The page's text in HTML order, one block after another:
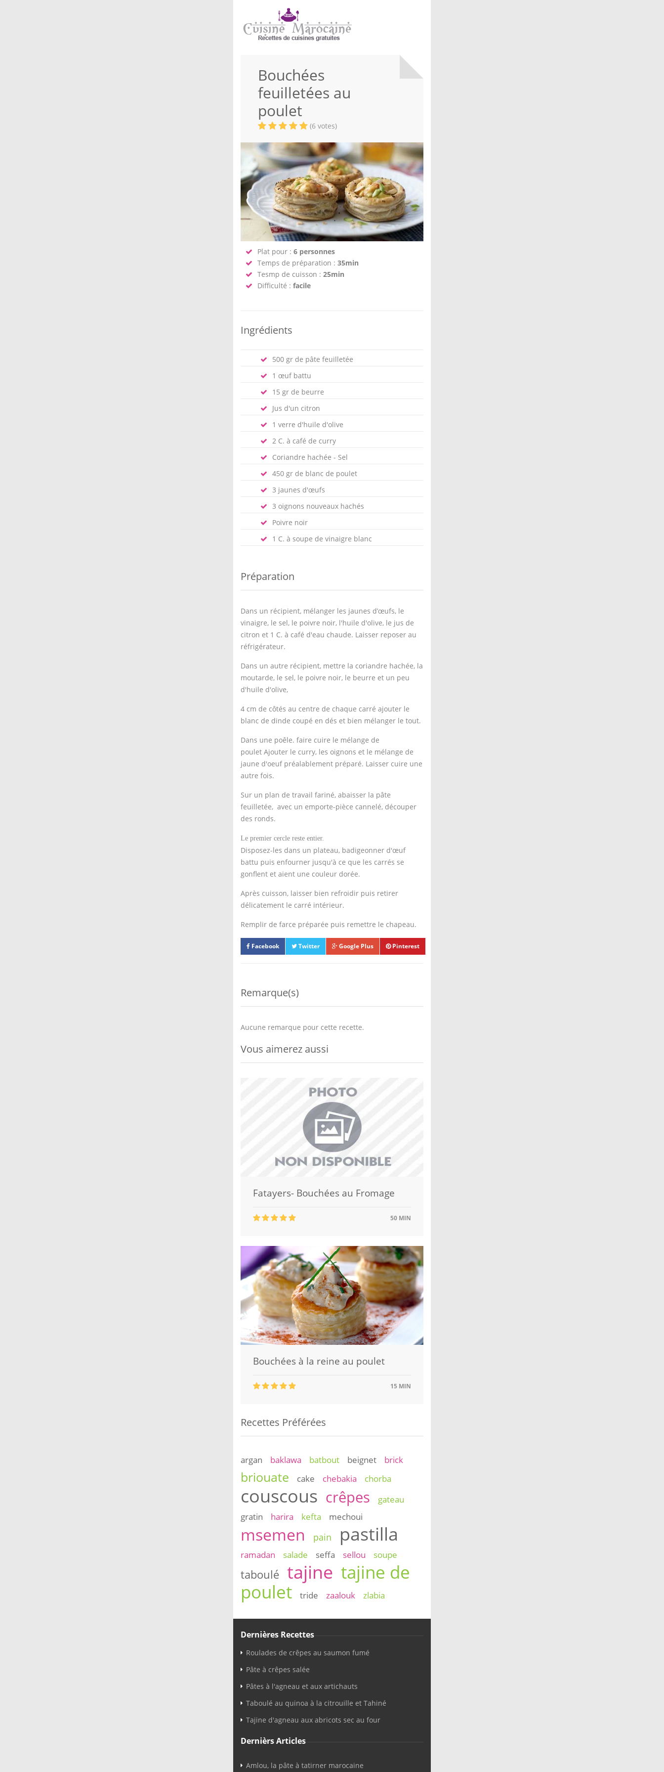
Bouchées
feuilletées au
poulet
(6 votes)
Plat pour : 6 personnes
Temps de préparation : 35min
Tesmp de cuisson : 25min
Difficulté : facile
Ingrédients
500 gr de pâte feuilletée
1 œuf battu
15 gr de beurre
Jus d'un citron
1 verre d'huile d'olive
2 C. à café de curry
Coriandre hachée - Sel
450 gr de blanc de poulet
3 jaunes d'œufs
3 oignons nouveaux hachés
Poivre noir
1 C. à soupe de vinaigre blanc
Préparation
Dans un récipient, mélanger les jaunes d’œufs, le
vinaigre, le sel, le poivre noir, l'huile d'olive, le jus de
citron et 1 C. à café d'eau chaude. Laisser reposer au
réfrigérateur.
Dans un autre récipient, mettre la coriandre hachée, la
moutarde, le sel, le poivre noir, le beurre et un peu
d'huile d'olive,
4 cm de côtés au centre de chaque carré ajouter le
blanc de dinde coupé en dés et bien mélanger le tout.
Dans une poêle. faire cuire le mélange de
poulet Ajouter le curry, les oignons et le mélange de
jaune d'oeuf préalablement préparé. Laisser cuire une
autre fois.
Sur un plan de travail fariné, abaisser la pâte
feuilletée, avec un emporte-pièce cannelé, découper
des ronds.
Le premier cercle reste entier.
Disposez-les dans un plateau, badigeonner d'œuf
battu puis enfourner jusqu'à ce que les carrés se
gonflent et aient une couleur dorée.
Après cuisson, laisser bien refroidir puis retirer
délicatement le carré intérieur.
Remplir de farce préparée puis remettre le chapeau.
Facebook Twitter Google Plus Pinterest
Remarque(s)
Aucune remarque pour cette recette.
Vous aimerez aussi
Fatayers- Bouchées au Fromage
50 MIN
Bouchées à la reine au poulet
15 MIN
Recettes Préférées
argan baklawa batbout beignet brick
briouate cake chebakia chorba
couscous crêpes
gateau
gratin
harira kefta mechoui
msemen pain pastilla
ramadan salade seffa sellou soupe
taboulé tajine tajine de
poulet
tride zaalouk zlabia
Dernières Recettes
Roulades de crêpes au saumon fumé
Pâte à crêpes salée
Pâtes à l'agneau et aux artichauts
Taboulé au quinoa à la citrouille et Tahiné
Tajine d'agneau aux abricots sec au four
Dernièrs Articles
Amlou, la pâte à tatirner marocaine